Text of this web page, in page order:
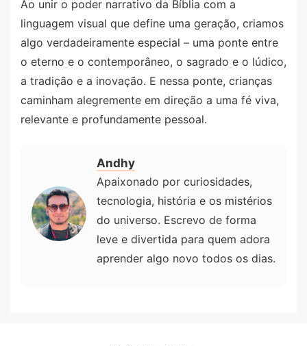
Ao unir o poder narrativo da Bíblia com a
linguagem visual que define uma geração, criamos
algo verdadeiramente especial – uma ponte entre
o eterno e o contemporâneo, o sagrado e o lúdico,
a tradição e a inovação. E nessa ponte, crianças
caminham alegremente em direção a uma fé viva,
relevante e profundamente pessoal.
Andhy
Apaixonado por curiosidades,
tecnologia, história e os mistérios
do universo. Escrevo de forma
leve e divertida para quem adora
aprender algo novo todos os dias.